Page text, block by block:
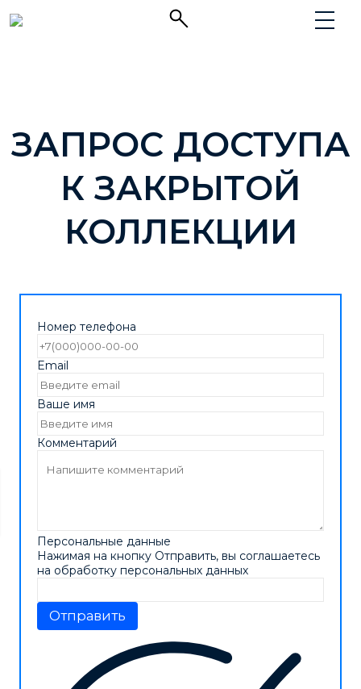
ЗАПРОС ДОСТУПА
К ЗАКРЫТОЙ
КОЛЛЕКЦИИ
Номер телефона
Email
Ваше имя
Комментарий
Персональные данные
Нажимая на кнопку Отправить, вы соглашаетесь
на обработку персональных данных
Отправить